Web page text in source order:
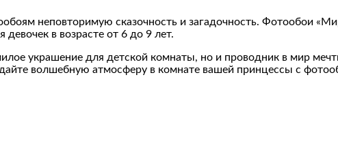
неповторимую сказочность и загадочность. Фотообои
в возрасте от 6 до 9 лет.
украшение для детской комнаты, но и проводник в мир
волшебную атмосферу в комнате вашей принцессы с